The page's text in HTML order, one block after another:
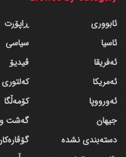
ئابووری
ئاسیا
ئەفریقا
ئەمریکا
ئەورووپا
جیهان
دسته‌بندی نشده
ڕاپۆرت
سیاسی
ڤیدیۆ
کەلتوری
کۆمەڵگا
گه‌شت و